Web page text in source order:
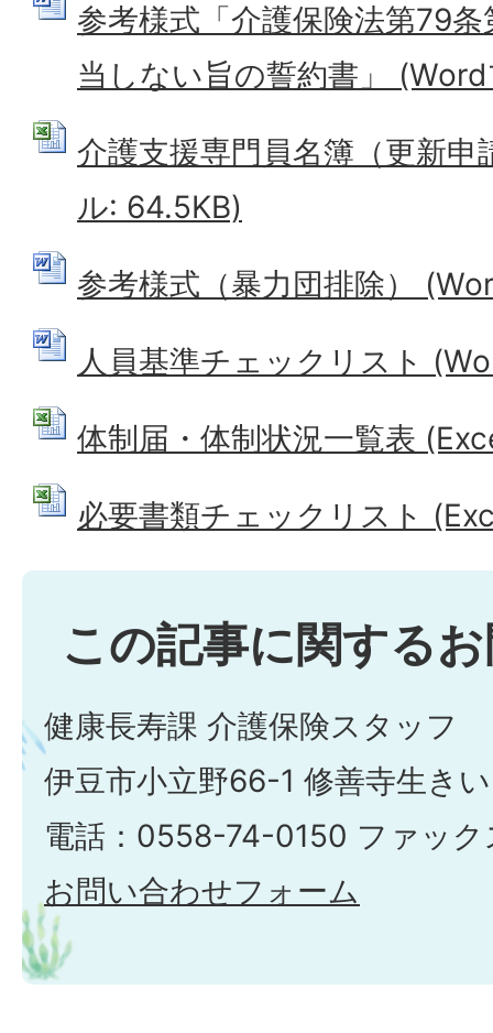
参考様式「介護保険法第79
当しない旨の誓約書」
介護支援専門員名簿（更新
ル: 64.5KB)
参考様式（暴力団排除）
人員基準チェックリスト
体制届・体制状況一覧表
必要書類チェックリスト
この記事に関する
健康長寿課 介護保険スタッフ
伊豆市小立野66-1 修善寺生き
電話：0558-74-0150 ファッ
お問い合わせフォーム